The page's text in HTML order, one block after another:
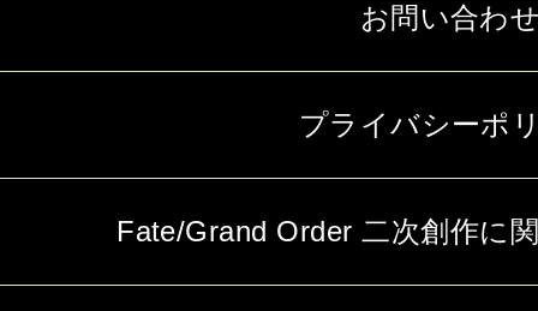
お問い合わ
プライバシーポ
Fate/Grand Order 二次創作に